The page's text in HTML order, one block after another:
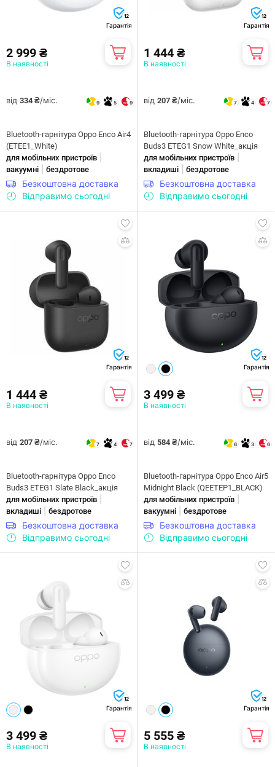
12
Гарантія
2 999 ₴
В наявності
від 334 ₴/міс. 9 5 9
Bluetooth-гарнітура Oppo Enco Air4
(ETEE1_White)
для мобільних пристроїв
вакуумні бездротове
Безкоштовна доставка
Відправимо сьогодні
12
Гарантія
1 444 ₴
В наявності
від 207 ₴/міс. 7 4 7
Bluetooth-гарнітура Oppo Enco
Buds3 ETEG1 Snow White_акція
для мобільних пристроїв
вкладиші бездротове
Безкоштовна доставка
Відправимо сьогодні
12
Гарантія
1 444 ₴
В наявності
від 207 ₴/міс. 7 4 7
Bluetooth-гарнітура Oppo Enco
Buds3 ETEG1 Slate Black_акція
для мобільних пристроїв
вкладиші бездротове
Безкоштовна доставка
Відправимо сьогодні
12
Гарантія
3 499 ₴
В наявності
від 584 ₴/міс. 6 3 6
Bluetooth-гарнітура Oppo Enco Air5
Midnight Black (QEETEP1_BLACK)
для мобільних пристроїв
вакуумні бездротове
Безкоштовна доставка
Відправимо сьогодні
12
Гарантія
3 499 ₴
В наявності
12
Гарантія
5 555 ₴
В наявності